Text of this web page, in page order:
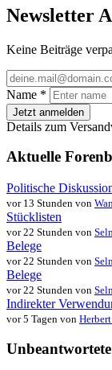
Newsletter
Keine Beiträge
Name *
Jetzt anmelden
Details zum
Aktuelle
Politische
vor 13 Stunden von
Stücklisten
vor 22 Stunden von
Belege
vor 22 Stunden von
Belege
vor 22 Stunden von
Indirekter
vor 5 Tagen von